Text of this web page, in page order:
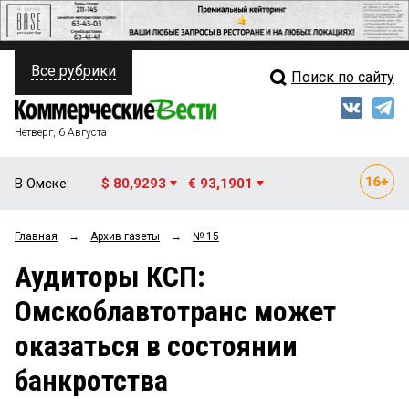
ПОЛИТИКА
ФИНАНСЫ
ОБЩЕСТВО
ЗАКОН
Свежий выпуск
Блоги
Архив
Все рубрики Поиск по сайту
Четверг, 6 Августа
В Омске: $ 80,9293 € 93,1901
Главная → Архив газеты → № 15
Аудиторы КСП:
Омскоблавтотранс может
оказаться в состоянии
банкротства